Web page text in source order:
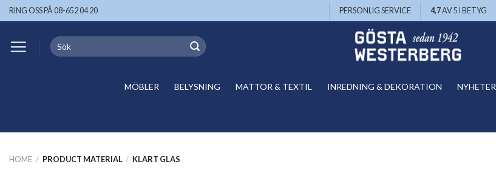
Skip
to
RING OSS PÅ 08-652 04 20 PERSONLIG SERVICE 4,7AV 5 I BETYG
Search
for:
MÖBLER BELYSNING MATTOR & TEXTIL INREDNING & DEKORATION NYHETER
HOME / PRODUCT MATERIAL / KLART GLAS